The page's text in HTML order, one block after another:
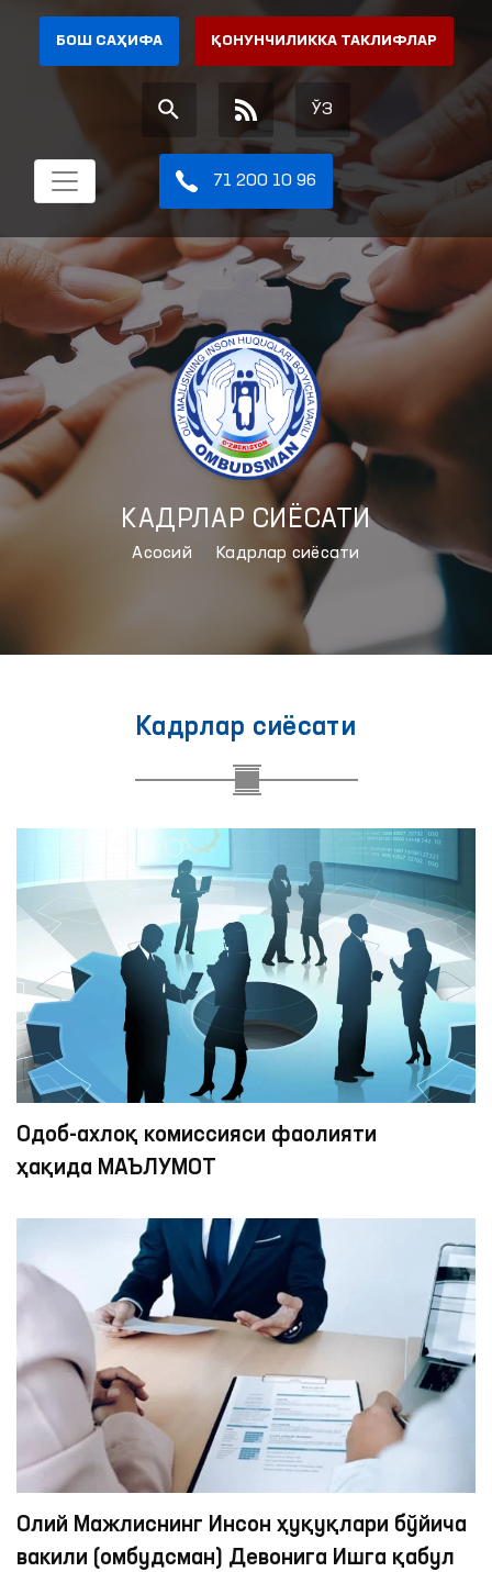
БОШ САҲИФА ҚОНУНЧИЛИККА ТАКЛИФЛАР
ЎЗ
71 200 10 96
КАДРЛАР СИЁСАТИ
Aсосий Кадрлар сиёсати
Кадрлар сиёсати
Одоб-ахлоқ комиссияси фаолияти
ҳақида МАЪЛУМОТ
Олий Мажлиснинг Инсон ҳуқуқлари бўйича
вакили (омбудсман) Девонига Ишга қабул